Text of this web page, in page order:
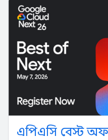
এপিএসি বেস্ট অফ